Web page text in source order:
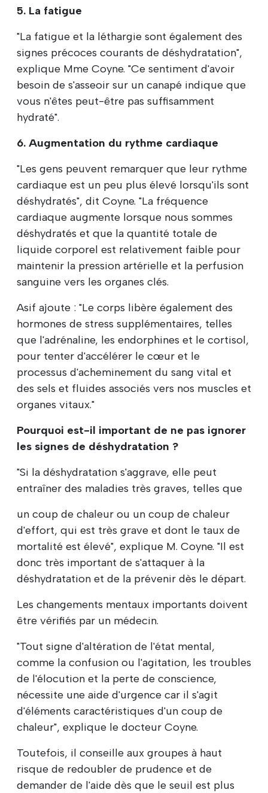
5. La fatigue
"La fatigue et la léthargie sont également des
signes précoces courants de déshydratation",
explique Mme Coyne. "Ce sentiment d'avoir
besoin de s'asseoir sur un canapé indique que
vous n'êtes peut-être pas suffisamment
hydraté".
6. Augmentation du rythme cardiaque
"Les gens peuvent remarquer que leur rythme
cardiaque est un peu plus élevé lorsqu'ils sont
déshydratés", dit Coyne. "La fréquence
cardiaque augmente lorsque nous sommes
déshydratés et que la quantité totale de
liquide corporel est relativement faible pour
maintenir la pression artérielle et la perfusion
sanguine vers les organes clés.
Asif ajoute : "Le corps libère également des
hormones de stress supplémentaires, telles
que l'adrénaline, les endorphines et le cortisol,
pour tenter d'accélérer le cœur et le
processus d'acheminement du sang vital et
des sels et fluides associés vers nos muscles et
organes vitaux."
Pourquoi est-il important de ne pas ignorer
les signes de déshydratation ?
"Si la déshydratation s'aggrave, elle peut
entraîner des maladies très graves, telles que
un coup de chaleur ou un coup de chaleur
d'effort, qui est très grave et dont le taux de
mortalité est élevé", explique M. Coyne. "Il est
donc très important de s'attaquer à la
déshydratation et de la prévenir dès le départ.
Les changements mentaux importants doivent
être vérifiés par un médecin.
"Tout signe d'altération de l'état mental,
comme la confusion ou l'agitation, les troubles
de l'élocution et la perte de conscience,
nécessite une aide d'urgence car il s'agit
d'éléments caractéristiques d'un coup de
chaleur", explique le docteur Coyne.
Toutefois, il conseille aux groupes à haut
risque de redoubler de prudence et de
demander de l'aide dès que le seuil est plus